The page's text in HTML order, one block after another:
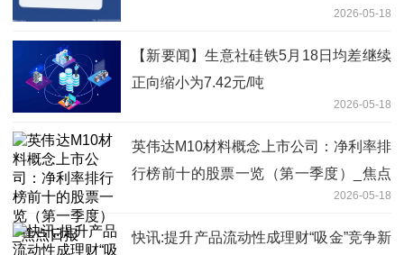
2026-05-18
【新要闻】生意社硅铁5月18日均差继续
正向缩小为7.42元/吨
2026-05-18
英伟达M10材料概念上市公司：净利率排
行榜前十的股票一览（第一季度）_焦点
2026-05-18
快讯:提升产品流动性成理财“吸金”竞争新